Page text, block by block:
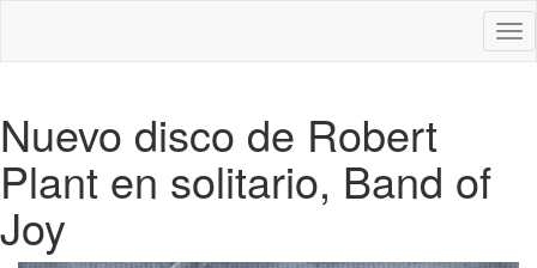
Nuevo disco de Robert
Plant en solitario, Band of
Joy